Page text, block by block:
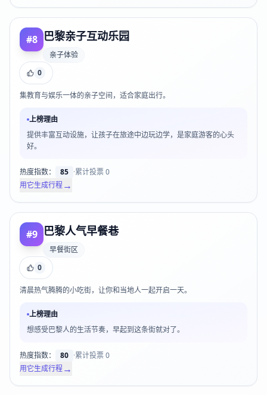
#8 巴黎亲子互动乐园
亲子体验
0
集教育与娱乐一体的亲子空间，适合家庭出行。
上榜理由
提供丰富互动设施，让孩子在旅途中边玩边学，是家庭游客的心头
好。
热度指数： 85 ·累计投票0
用它生成行程→
#9 巴黎人气早餐巷
早餐街区
0
清晨热气腾腾的小吃街，让你和当地人一起开启一天。
上榜理由
想感受巴黎人的生活节奏，早起到这条街就对了。
热度指数： 80 ·累计投票0
用它生成行程→